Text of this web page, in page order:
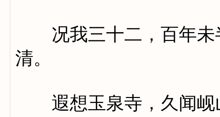
况我三十二，百年未
清。
遐想玉泉寺，久闻岘